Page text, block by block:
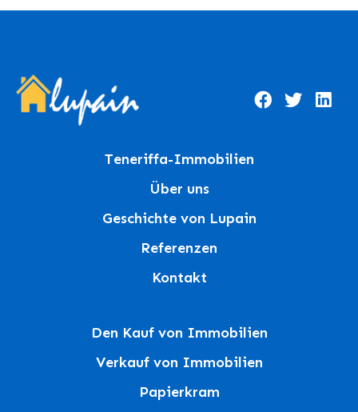
Teneriffa-Immobilien
Über uns
Geschichte von Lupain
Referenzen
Kontakt
Den Kauf von Immobilien
Verkauf von Immobilien
Papierkram